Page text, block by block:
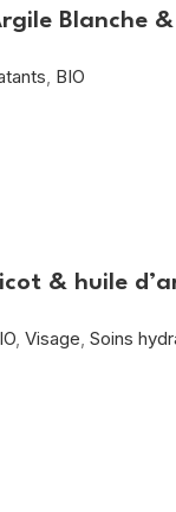
Blanche &
BIO
& huile
Visage Soins